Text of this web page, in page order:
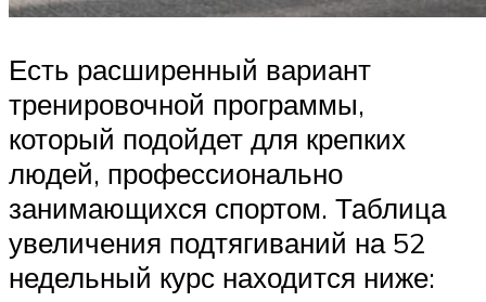
Есть расширенный вариант
тренировочной программы,
который подойдет для крепких
людей, профессионально
занимающихся спортом. Таблица
увеличения подтягиваний на 52
недельный курс находится ниже: